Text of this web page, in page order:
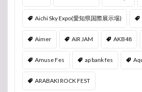
Aichi Sky Expo(愛知県国際展示場)
Aimer AIR JAM AKB48
Amuse Fes ap bank fes
ARABAKI ROCK FEST